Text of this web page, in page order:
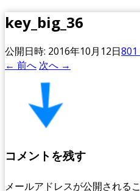
key_big_36
公開日時: 2016年10月12日801
← 前へ 次へ →
コメントを残す
メールアドレスが公開される